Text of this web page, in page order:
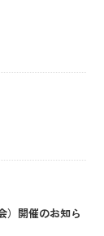
）開催のお知ら